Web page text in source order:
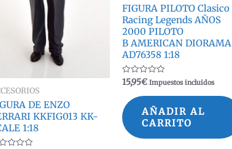
DE ENZO
KKFIG013 KK-
1:18
FIGURA PILOTO Clasico
Racing Legends AÑOS
2000 PILOTO
B AMERICAN DIORAMA
AD76358 1:18
Valorado
con
de
5
15,95€ Impuestos incluidos
AÑADIR AL
CARRITO